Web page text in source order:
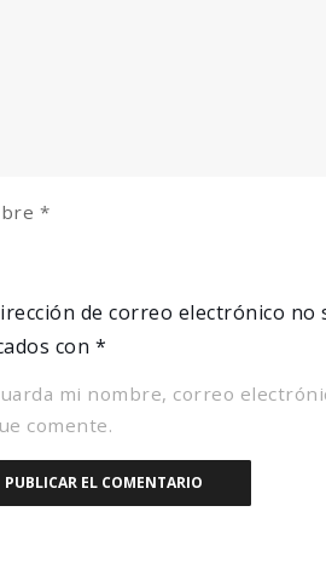
de correo electrónico no
con *
*
mi nombre, correo
comente.